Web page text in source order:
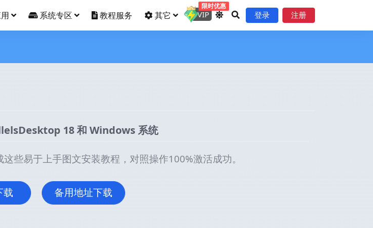
系统专区 教程服务 其它 VIP
限时优惠
登录 注册
18 和 Windows 系统
些易于上手图文安装教程，对照操作100%激活成功。
载 备用地址下载